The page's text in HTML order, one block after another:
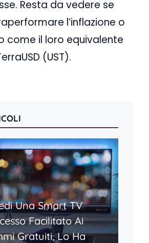
Resta da vedere se
l’inflazione o
come il loro equivalente
(UST).
Una Smart TV
Facilitato Ai
Gratuiti, Lo Ha